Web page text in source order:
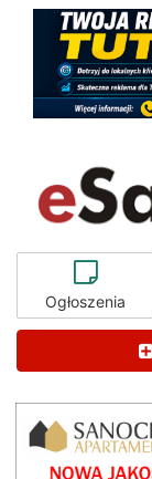
Ogłoszenia